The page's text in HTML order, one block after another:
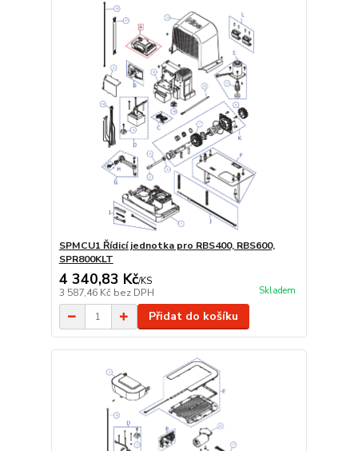
SPMCU1 Řídicí jednotka pro RBS400, RBS600,
SPR800KLT
4 340,83 Kč/KS
3 587,46 Kč bez DPH Skladem
Přidat do košíku